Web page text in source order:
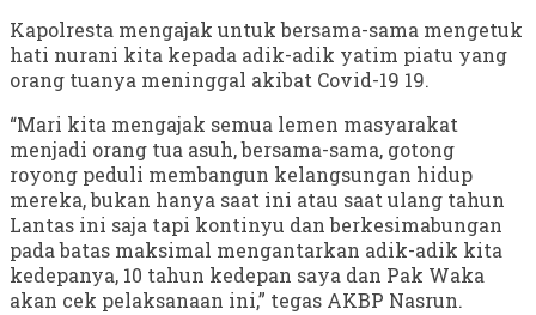
Kapolresta mengajak untuk bersama-sama mengetuk
hati nurani kita kepada adik-adik yatim piatu yang
orang tuanya meninggal akibat Covid-19 19.
“Mari kita mengajak semua lemen masyarakat
menjadi orang tua asuh, bersama-sama, gotong
royong peduli membangun kelangsungan hidup
mereka, bukan hanya saat ini atau saat ulang tahun
Lantas ini saja tapi kontinyu dan berkesimabungan
pada batas maksimal mengantarkan adik-adik kita
kedepanya, 10 tahun kedepan saya dan Pak Waka
akan cek pelaksanaan ini,” tegas AKBP Nasrun.